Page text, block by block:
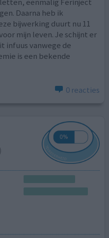
eenmalig Ferinject
Daarna heb ik
bijwerking duurt nu 11
mijn leven. Je schijnt er
infuus vanwege de
is een bekende
0 reacties